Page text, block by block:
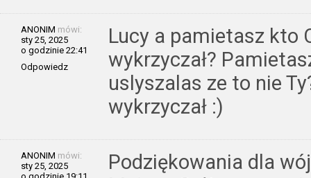
ANONIM mówi:
sty 25, 2025
o godzinie 22:41
Odpowiedz
Lucy a pamietasz kto
wykrzyczał?
uslyszalas ze to nie
wykrzyczał :)
ANONIM mówi:
sty 25, 2025
Podziękowania dla